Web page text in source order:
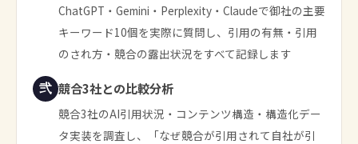
ChatGPT・Gemini・Perplexity・Claudeで御社の主要
キーワード10個を実際に質問し、引用の有無・引用
のされ方・競合の露出状況をすべて記録します
弐 競合3社との比較分析
競合3社のAI引用状況・コンテンツ構造・構造化デー
タ実装を調査し、「なぜ競合が引用されて自社が引